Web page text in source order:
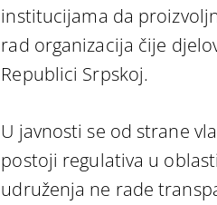
institucijama da
rad organizacija čije
Republici Srpskoj.
U javnosti se od strane
postoji regulativa u
udruženja ne rade